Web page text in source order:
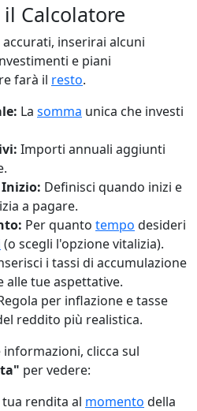
Calcolatore
inserirai alcuni
e piani
farà il resto.
La somma unica che investi
Importi annuali aggiunti
Inizio: Definisci quando inizi e
a pagare.
Per quanto tempo desideri
(o scegli l'opzione vitalizia).
i tassi di accumulazione
alle tue aspettative.
per inflazione e tasse
reddito più realistica.
clicca sul
per vedere:
rendita al momento della